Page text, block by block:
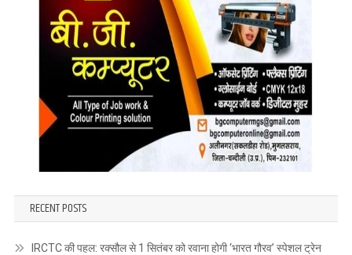
RECENT POSTS
IRCTC की पहल: रक्सौल से 1 सितंबर को रवाना होगी ‘भारत गौरव’ स्पेशल ट्रेन